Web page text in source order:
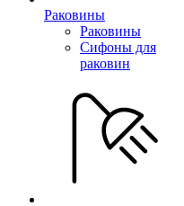
Раковины
Раковины
Сифоны для
раковин